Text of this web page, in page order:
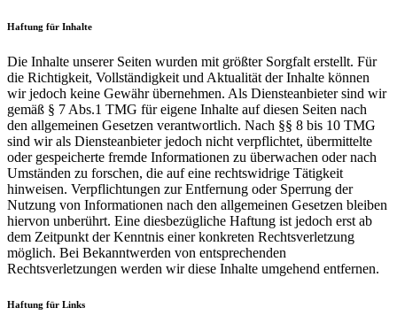
Haftung für Inhalte
Die Inhalte unserer Seiten wurden mit größter Sorgfalt erstellt. Für
die Richtigkeit, Vollständigkeit und Aktualität der Inhalte können
wir jedoch keine Gewähr übernehmen. Als Diensteanbieter sind wir
gemäß § 7 Abs.1 TMG für eigene Inhalte auf diesen Seiten nach
den allgemeinen Gesetzen verantwortlich. Nach §§ 8 bis 10 TMG
sind wir als Diensteanbieter jedoch nicht verpflichtet, übermittelte
oder gespeicherte fremde Informationen zu überwachen oder nach
Umständen zu forschen, die auf eine rechtswidrige Tätigkeit
hinweisen. Verpflichtungen zur Entfernung oder Sperrung der
Nutzung von Informationen nach den allgemeinen Gesetzen bleiben
hiervon unberührt. Eine diesbezügliche Haftung ist jedoch erst ab
dem Zeitpunkt der Kenntnis einer konkreten Rechtsverletzung
möglich. Bei Bekanntwerden von entsprechenden
Rechtsverletzungen werden wir diese Inhalte umgehend entfernen.
Haftung für Links